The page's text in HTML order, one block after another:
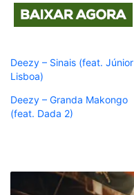
Deezy – Sinais (feat. Júnior
Lisboa)
Deezy – Granda Makongo
(feat. Dada 2)